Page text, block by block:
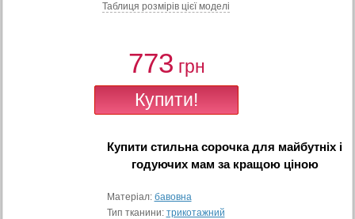
Таблиця розмiрiв цiєї моделi
773 грн
Купитистильна сорочка для майбутніх і
годуючих мам за кращою ціною
Матеріал: бавовна
Тип тканини: трикотажний